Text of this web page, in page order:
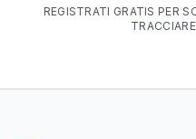
REGISTRATI GRATIS PER